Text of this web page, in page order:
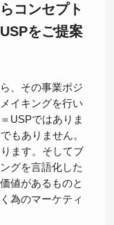
コンセプト
USPをご提案
、その事業ポジ
イキングを行い
USPではありま
もありません。
ます。そしてブ
グを言語化した
値があるものと
為のマーケティ